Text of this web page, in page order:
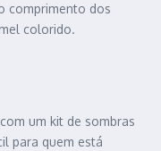
comprimento dos
colorido.
um kit de sombras
para quem está